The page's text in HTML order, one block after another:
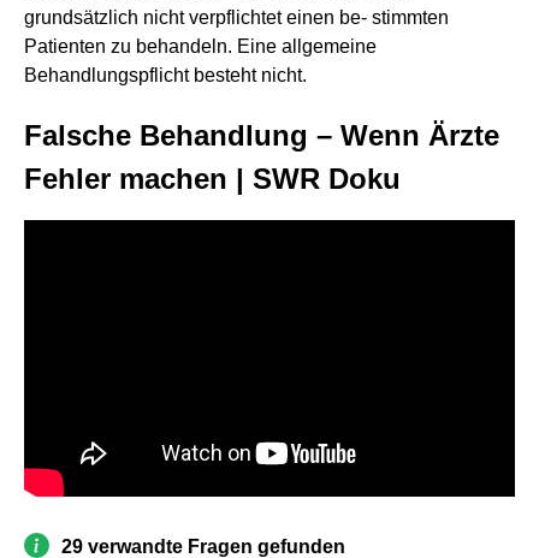
grundsätzlich nicht verpflichtet einen be- stimmten
Patienten zu behandeln. Eine allgemeine
Behandlungspflicht besteht nicht.
Falsche Behandlung – Wenn Ärzte
Fehler machen | SWR Doku
29 verwandte Fragen gefunden